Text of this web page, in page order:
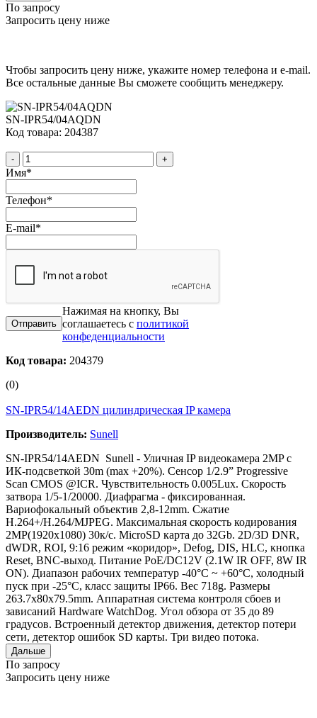
По запросу
Запросить цену ниже
Чтобы запросить цену ниже, укажите номер телефона и e-mail.
Все остальные данные Вы сможете сообщить менеджеру.
SN-IPR54/04AQDN
Код товара: 204387
- +
Имя*
Телефон*
E-mail*
Нажимая на кнопку, Вы
соглашаетесь с политикой
конфеденциальности
Код товара: 204379
(0)
SN-IPR54/14AEDN цилиндрическая IP камера
Производитель: Sunell
SN-IPR54/14AEDN Sunell - Уличная IP видеокамера 2MP с
ИК-подсветкой 30m (max +20%). Сенсор 1/2.9” Progressive
Scan CMOS @ICR. Чувствительность 0.005Lux. Скорость
затвора 1/5-1/20000. Диафрагма - фиксированная.
Вариофокальный объектив 2,8-12mm. Сжатие
H.264+/H.264/MJPEG. Максимальная скорость кодирования
2MP(1920x1080) 30к/с. MicroSD карта до 32Gb. 2D/3D DNR,
dWDR, ROI, 9:16 режим «коридор», Defog, DIS, HLC, кнопка
Reset, BNC-выход. Питание PoE/DC12V (2.1W IR OFF, 8W IR
ON). Диапазон рабочих температур -40°C ~ +60°C, холодный
пуск при -25°C, класс защиты IP66. Вес 718g. Размеры
263.7x80x79.5mm. Аппаратная система контроля сбоев и
зависаний Hardware WatchDog. Угол обзора от 35 до 89
градусов. Встроенный детектор движения, детектор потери
сети, детектор ошибок SD карты. Три видео потока.
Дальше
По запросу
Запросить цену ниже